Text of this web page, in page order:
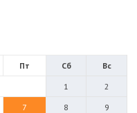
Пт Сб
Вс
1
2
7 8
9